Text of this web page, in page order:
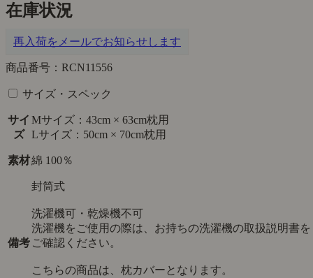
在庫状況
再入荷をメールでお知らせします
商品番号：RCN11556
サイズ・スペック
サイ
ズ
Mサイズ：43cm × 63cm枕用
Lサイズ：50cm × 70cm枕用
素材綿 100％
備考
封筒式
洗濯機可・乾燥機不可
洗濯機をご使用の際は、お持ちの洗濯機の取扱説明書を
ご確認ください。
こちらの商品は、枕カバーとなります。